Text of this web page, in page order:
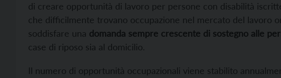
di creare opportunità di lavoro per persone con disabilità
che difficilmente trovano occupazione nel mercato del lavoro
soddisfare una domanda sempre crescente di sostegno alle
case di riposo sia al domicilio.
Il numero di opportunità occupazionali viene stabilito